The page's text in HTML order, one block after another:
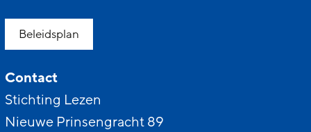
Beleidsplan
Contact
Stichting Lezen
Nieuwe Prinsengracht 89